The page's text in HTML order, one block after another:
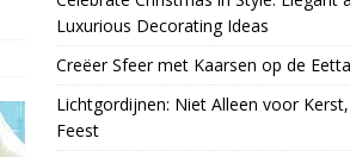
Luxurious Decorating Ideas
Creëer Sfeer met Kaarsen op de
Lichtgordijnen: Niet Alleen voor
Feest